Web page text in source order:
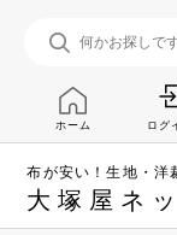
布が安い！生地・洋
大塚屋ネ
ホーム ログ